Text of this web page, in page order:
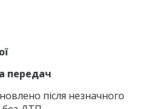
передач
після незначного